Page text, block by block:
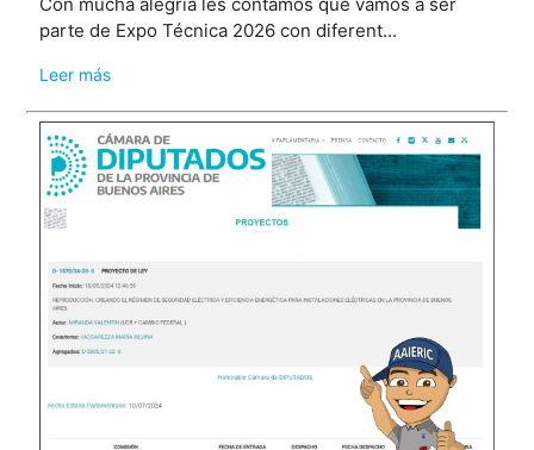
parte de Expo Técnica 2026 con diferent...
Leer más